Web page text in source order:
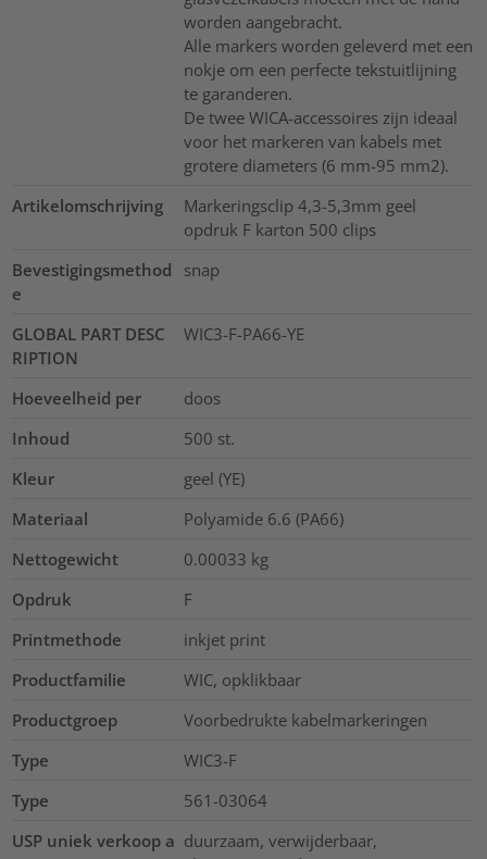
worden aangebracht.
Alle markers worden geleverd met een
nokje om een perfecte tekstuitlijning
te garanderen.
De twee WICA-accessoires zijn ideaal
voor het markeren van kabels met
grotere diameters (6 mm-95 mm2).
Artikelomschrijving
Markeringsclip 4,3-5,3mm geel
opdruk F karton 500 clips
Bevestigingsmethod
e
snap
GLOBAL PART DESC
RIPTION
WIC3-F-PA66-YE
Hoeveelheid per
doos
Inhoud
500 st.
Kleur
geel (YE)
Materiaal
Polyamide 6.6 (PA66)
Nettogewicht
0.00033 kg
Opdruk
F
Printmethode
inkjet print
Productfamilie
WIC, opklikbaar
Productgroep
Voorbedrukte kabelmarkeringen
Type
WIC3-F
Type
561-03064
USP uniek verkoop a duurzaam, verwijderbaar,